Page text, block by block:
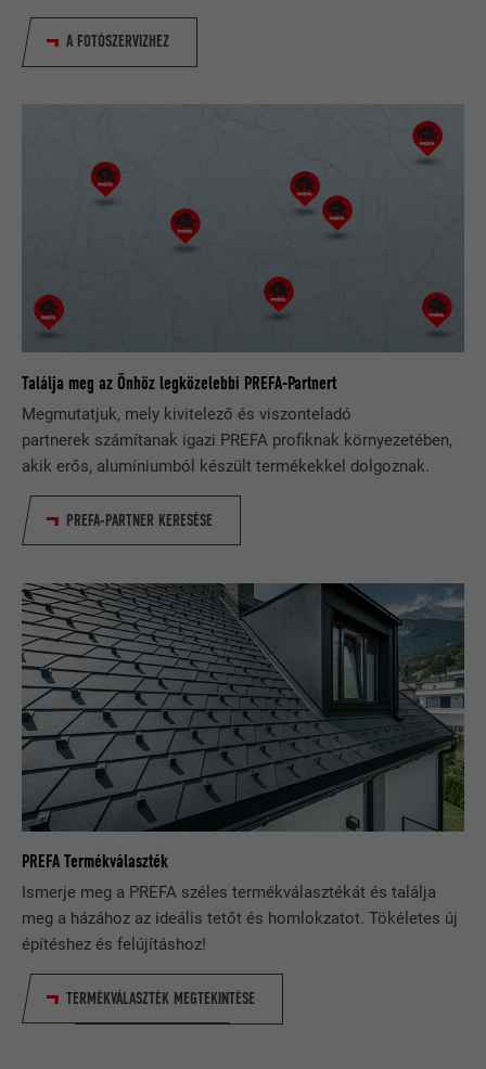
A FOTÓSZERVIZHEZ
Találja meg az Önhöz legközelebbi PREFA-Partnert
Megmutatjuk, mely kivitelező és viszonteladó
partnerek számítanak igazi PREFA profiknak környezetében,
akik erős, alumíniumból készült termékekkel dolgoznak.
PREFA-PARTNER KERESÉSE
PREFA Termékválaszték
Ismerje meg a PREFA széles termékválasztékát és találja
meg a házához az ideális tetőt és homlokzatot. Tökéletes új
építéshez és felújításhoz!
TERMÉKVÁLASZTÉK MEGTEKINTÉSE
LinkedIn
FOLYAMAT
CÉL
beágyazott szolgáltatások nyomon
követése
FOLYAMAT 1 nap
CÉL
Annak biztosítására használják, hogy
ebben a böngészőben valamennyi
sütihez adott legyen a megfelelő
SameSite attribútum
NÉV _fbp
SZOLGÁLTATÓ Facebook
A Facebook használja, különböző
reklámtermékek, például a harmadik fél
hirdetők valós idejű ajánlatainak
megjelenítésére.